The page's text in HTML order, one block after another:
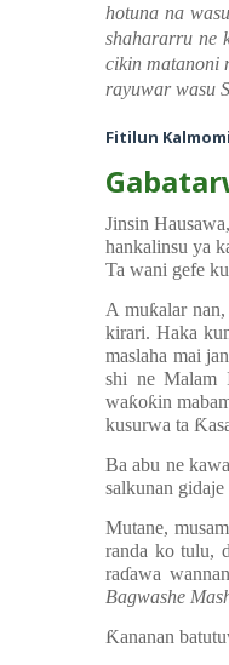
hotuna na
shahararru ne
cikin matanoni
rayuwar wasu
Fitilun
Jinsin
hankalinsu ya
Ta wani gefe
A muƙalar
kirari. Haka
maslaha mai
shi ne Malam
waƙoƙin
kusurwa ta Ƙ
Ba abu ne
salkunan
Mutane,
randa ko tulu,
raɗawa
Bagwashe
Ƙananan